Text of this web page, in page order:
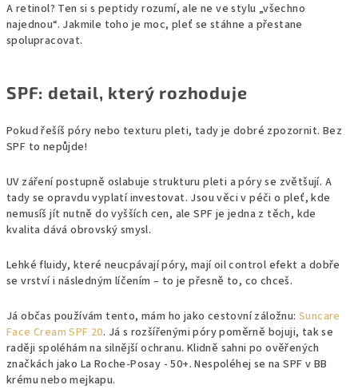
A retinol? Ten si s peptidy rozumí, ale ne ve stylu „všechno
najednou“. Jakmile toho je moc, pleť se stáhne a přestane
spolupracovat.
SPF: detail, který rozhoduje
Pokud řešíš póry nebo texturu pleti, tady je dobré zpozornit. Bez
SPF to nepůjde!
UV záření postupně oslabuje strukturu pleti a póry se zvětšují. A
tady se opravdu vyplatí investovat. Jsou věci v péči o pleť, kde
nemusíš jít nutně do vyšších cen, ale SPF je jedna z těch, kde
kvalita dává obrovský smysl.
Lehké fluidy, které neucpávají póry, mají oil control efekt a dobře
se vrství i následným líčením – to je přesně to, co chceš.
Já občas používám tento, mám ho jako cestovní záložnu: Suncare
Face Cream SPF 20. Já s rozšířenými póry poměrně bojuji, tak se
raději spoléhám na silnější ochranu. Klidně sahni po ověřených
značkách jako La Roche-Posay - 50+. Nespoléhej se na SPF v BB
krému nebo mejkapu.